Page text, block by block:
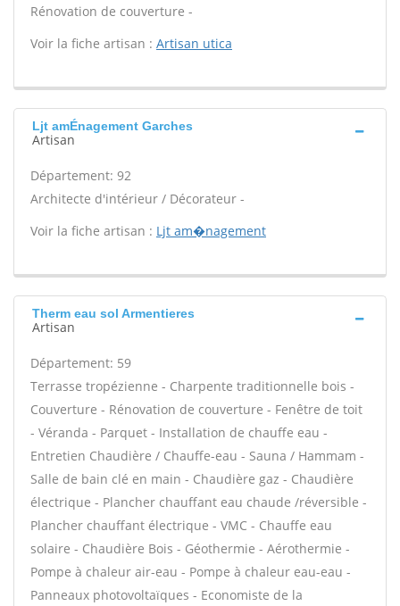
Rénovation de couverture -
Voir la fiche artisan : Artisan utica
Ljt amÉnagement Garches
Artisan
Département: 92
Architecte d'intérieur / Décorateur -
Voir la fiche artisan : Ljt am�nagement
Therm eau sol Armentieres
Artisan
Département: 59
Terrasse tropézienne - Charpente traditionnelle bois -
Couverture - Rénovation de couverture - Fenêtre de toit
- Véranda - Parquet - Installation de chauffe eau -
Entretien Chaudière / Chauffe-eau - Sauna / Hammam -
Salle de bain clé en main - Chaudière gaz - Chaudière
électrique - Plancher chauffant eau chaude /réversible -
Plancher chauffant électrique - VMC - Chauffe eau
solaire - Chaudière Bois - Géothermie - Aérothermie -
Pompe à chaleur air-eau - Pompe à chaleur eau-eau -
Panneaux photovoltaïques - Economiste de la